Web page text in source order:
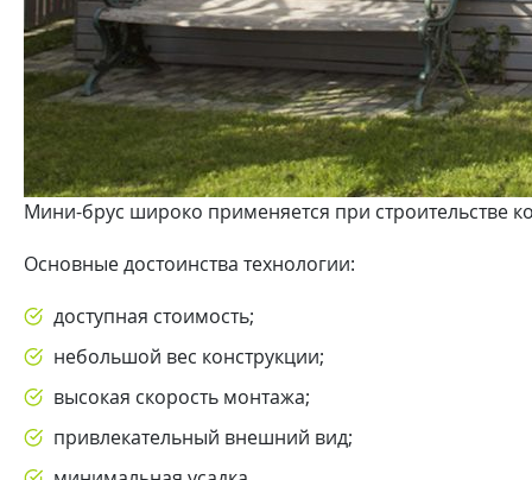
Мини-брус широко применяется при строительстве
Основные достоинства технологии:
доступная стоимость;
небольшой вес конструкции;
высокая скорость монтажа;
привлекательный внешний вид;